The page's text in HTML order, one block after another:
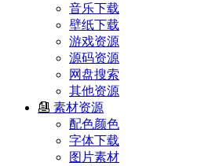
音乐下载
壁纸下载
游戏资源
源码资源
网盘搜索
其他资源
素材资源
配色颜色
字体下载
图片素材